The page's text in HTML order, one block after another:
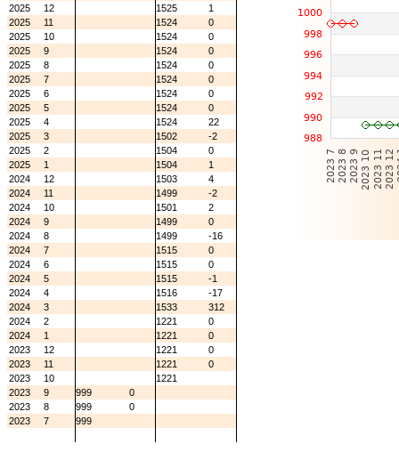
2025
12 1525
1
2025
11 1524
0
2025
10 1524
0
2025
9 1524
0
2025
8 1524
0
2025
7 1524
0
2025
6 1524
0
2025
5 1524
0
2025
4 1524
22
2025
3 1502
-2
2025
2 1504
0
2025
1 1504
1
2024
12 1503
4
2024
11 1499
-2
2024
10 1501
2
2024
9 1499
0
2024
8 1499
-16
2024
7 1515
0
2024
6 1515
0
2024
5 1515
-1
2024
4 1516
-17
2024
3 1533
312
2024
2 1221
0
2024
1 1221
0
2023
12 1221
0
2023
11 1221
0
2023
10
1221
2023
9 999
0
2023
8 999
0
2023
7 999